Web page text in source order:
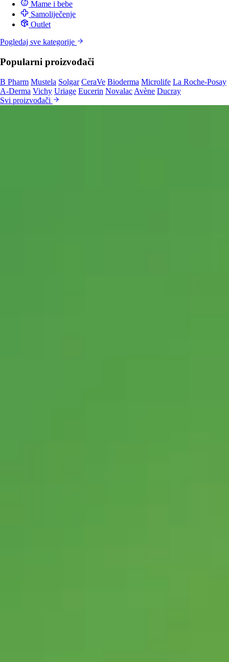
Mame i bebe
Samoliječenje
Outlet
Pogledaj sve kategorije
Popularni proizvođači
B Pharm Mustela Solgar CeraVe Bioderma Microlife La Roche-Posay
A-Derma Vichy Uriage Eucerin Novalac Avène Ducray
Svi proizvođači